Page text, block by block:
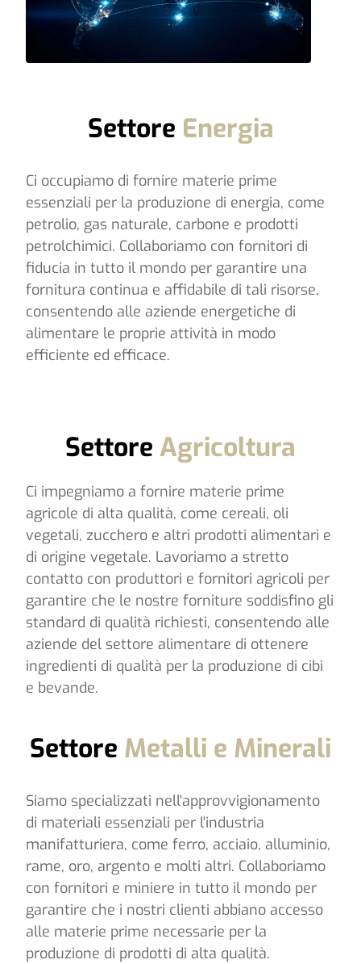
Settore Energia
Ci occupiamo di fornire materie prime
essenziali per la produzione di energia, come
petrolio, gas naturale, carbone e prodotti
petrolchimici. Collaboriamo con fornitori di
fiducia in tutto il mondo per garantire una
fornitura continua e affidabile di tali risorse,
consentendo alle aziende energetiche di
alimentare le proprie attività in modo
efficiente ed efficace.
Settore Agricoltura
Ci impegniamo a fornire materie prime
agricole di alta qualità, come cereali, oli
vegetali, zucchero e altri prodotti alimentari e
di origine vegetale. Lavoriamo a stretto
contatto con produttori e fornitori agricoli per
garantire che le nostre forniture soddisfino gli
standard di qualità richiesti, consentendo alle
aziende del settore alimentare di ottenere
ingredienti di qualità per la produzione di cibi
e bevande.
Settore Metalli e Minerali
Siamo specializzati nell'approvvigionamento
di materiali essenziali per l'industria
manifatturiera, come ferro, acciaio, alluminio,
rame, oro, argento e molti altri. Collaboriamo
con fornitori e miniere in tutto il mondo per
garantire che i nostri clienti abbiano accesso
alle materie prime necessarie per la
produzione di prodotti di alta qualità.